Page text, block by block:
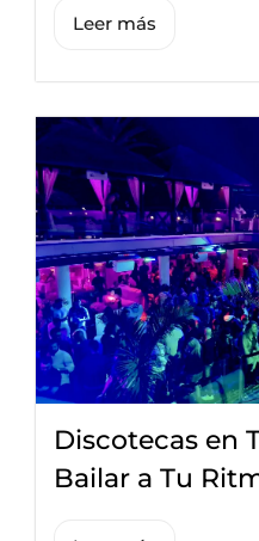
Leer más
Discotecas en
Bailar a Tu